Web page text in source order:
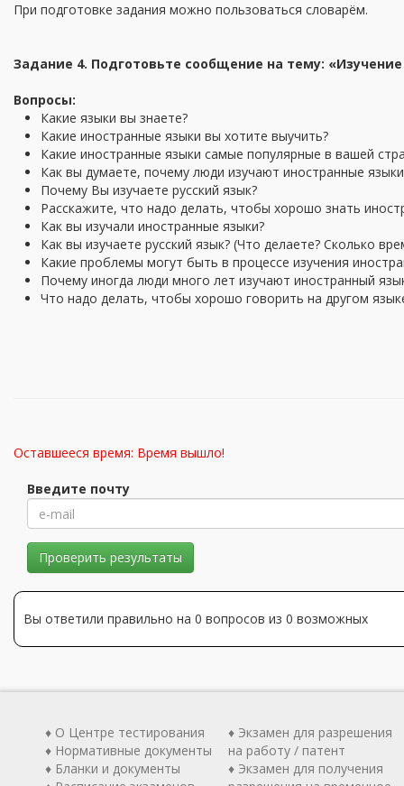
При подготовке задания можно пользоваться словарём.
Задание 4. Подготовьте сообщение на тему:
Вопросы:
Какие языки вы знаете?
Какие иностранные языки вы хотите выучить?
Какие иностранные языки самые популярные в вашей
Как вы думаете, почему люди изучают иностранные
Почему Вы изучаете русский язык?
Расскажите, что надо делать, чтобы хорошо знать
Как вы изучали иностранные языки?
Как вы изучаете русский язык? (Что делаете? Сколько
Какие проблемы могут быть в процессе изучения
Почему иногда люди много лет изучают иностранный
Что надо делать, чтобы хорошо говорить на другом
Оставшееся время: Время вышло!
Введите почту
Проверить результаты
Вы ответили правильно на 0 вопросов из 0 возможных
♦ О Центре тестирования
♦ Нормативные документы
♦ Бланки и документы
♦ Экзамен для разрешения
на работу / патент
♦ Экзамен для получения